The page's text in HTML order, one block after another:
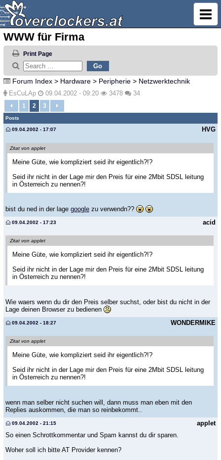
WWW für Firma
Print Page
Forum Index > Hardware > Peripherie > Netzwerktechnik
EsCuLAp 09.04.2002 - 09:20 3478 34
1 2 3
Posts
HVG
09.04.2002 - 17:07
Zitat von applet
Meine Güte, wie kompliziert seid ihr eigentlich?!?
Seid ihr nicht in der Lage mir den Preis für eine 2Mbit SDSL leitung
in Österreich zu nennen?!
bist du ned in der lage google zu verwendn??
acid
09.04.2002 - 17:23
Zitat von applet
Meine Güte, wie kompliziert seid ihr eigentlich?!?
Seid ihr nicht in der Lage mir den Preis für eine 2Mbit SDSL leitung
in Österreich zu nennen?!
Wie waers wenn du dir den Preis selber suchst, oder bist du nicht in der
Lage deinen Browser zu bedienen
WONDERMIKE
09.04.2002 - 18:27
Zitat von applet
Meine Güte, wie kompliziert seid ihr eigentlich?!?
Seid ihr nicht in der Lage mir den Preis für eine 2Mbit SDSL leitung
in Österreich zu nennen?!
wenn man selber nicht suchen will, dann muss man eben mit den
Replies auskommen, die man so reinbekommt..
applet
09.04.2002 - 21:15
So einen Schrottkommentar und Spam kannst du dir sparen.
Woher soll ich bitte AT Provider kennen?